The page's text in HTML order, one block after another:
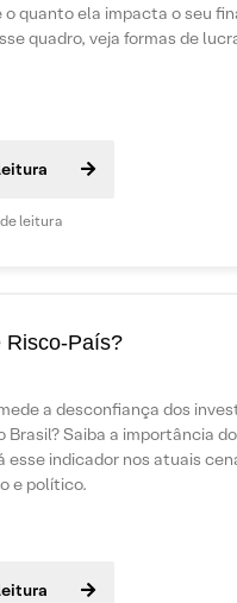
o quanto ela impacta o seu
quadro, veja formas de
leitura
Risco-País?
a desconfiança dos
Brasil? Saiba a importância
esse indicador nos atuais
e político.